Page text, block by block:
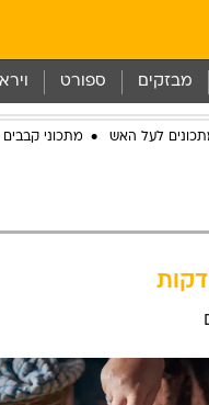
מבזקים ספורט
לעל האש מתכוני קבבים